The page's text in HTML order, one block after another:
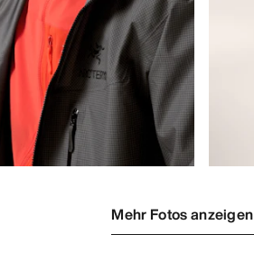
Mehr Fotos anzeigen